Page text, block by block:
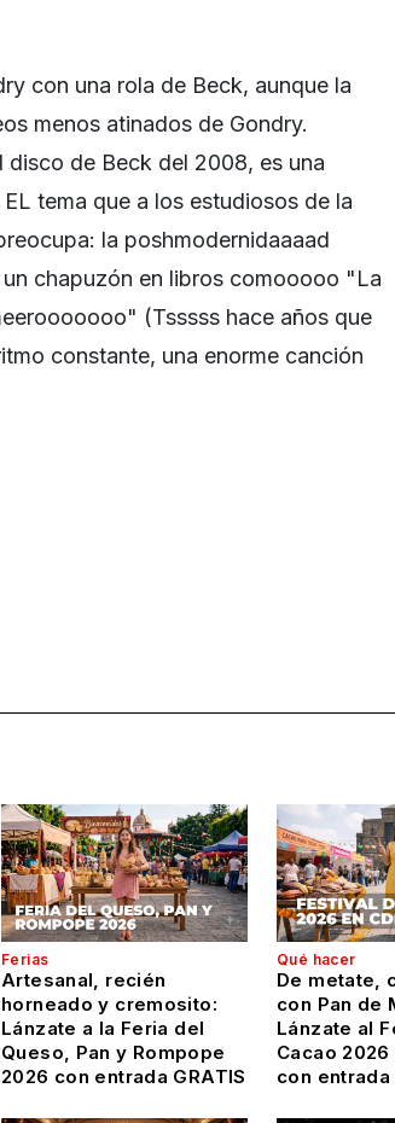
con una rola de Beck, aunque la
menos atinados de Gondry.
disco de Beck del 2008, es una
tema que a los estudiosos de la
la poshmodernidaaaad
chapuzón en libros comooooo "La
(Tsssss hace años que
constante, una enorme canción
Ferias
Artesanal, recién
horneado y cremosito:
Lánzate a la Feria del
Queso, Pan y Rompope
2026 con entrada GRATIS
Qué hacer
De metate,
con Pan de
Lánzate al
Cacao 2026
con entrada